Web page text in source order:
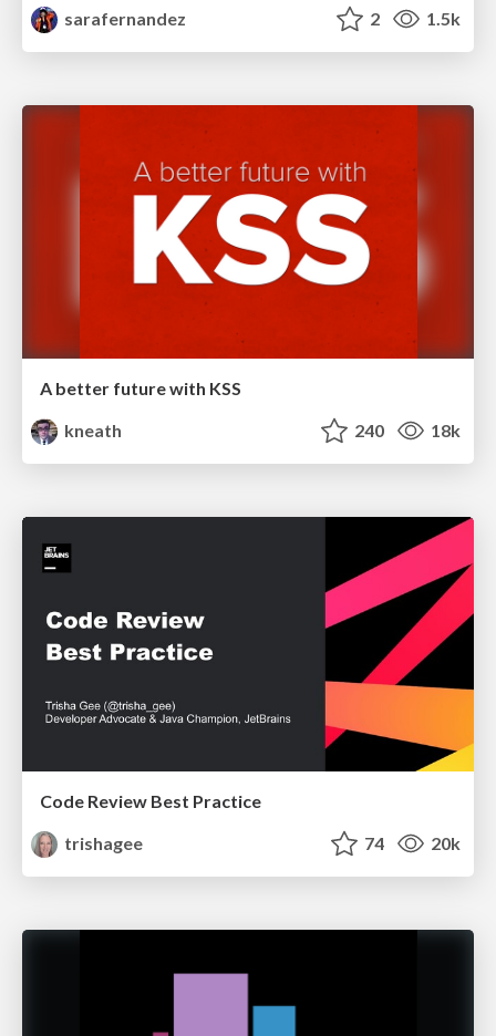
sarafernandez
2 1.5k
A better future with KSS
kneath
240 18k
Code Review Best Practice
trishagee
74 20k